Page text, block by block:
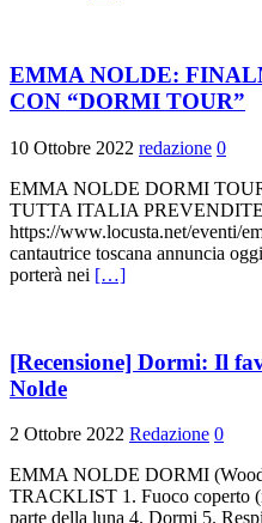
EMMA NOLDE:
CON “DORMI TOUR”
10 Ottobre 2022 redazione 0
EMMA NOLDE DORMI
TUTTA ITALIA
https://www.locusta.net/eventi/
cantautrice toscana annuncia
porterà nei […]
[Recensione] Dormi: Il
Nolde
2 Ottobre 2022 Redazione 0
EMMA NOLDE DORMI
TRACKLIST 1. Fuoco coperto
parte della luna 4. Dormi 5.